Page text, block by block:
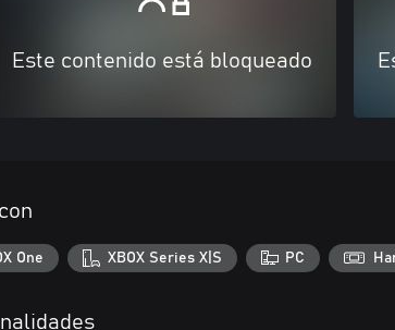
Este contenido está bloqueado
One XBOX Series X|S PC